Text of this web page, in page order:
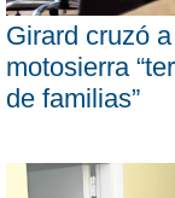
Girard cruzó
motosierra
de familias”